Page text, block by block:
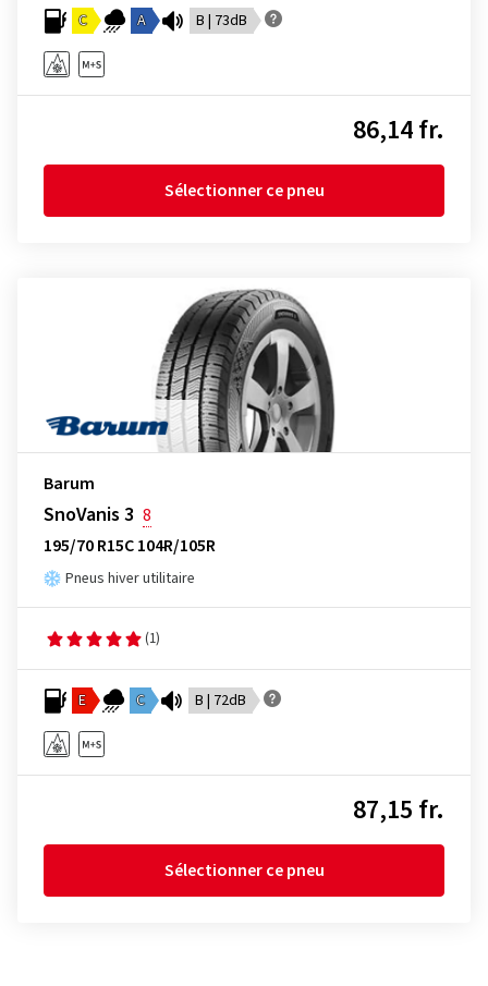
C A B | 73dB
86,14 fr.
Sélectionner ce pneu
Barum
SnoVanis 3 8
195/70 R15C 104R/105R
Pneus hiver utilitaire
(1)
E C B | 72dB
87,15 fr.
Sélectionner ce pneu